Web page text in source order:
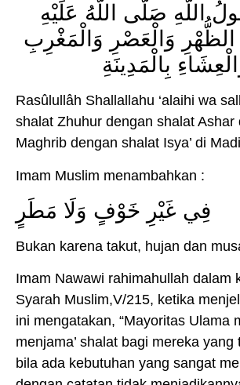
اللَّهِ صَلَّى اللَّهُ عَلَيْهِ
وَالْعَصْرِ وَالْمَغْرِبِ
بِالْمَدِينَةِ
Rasûlullâh Shallallahu ‘alaihi wa
shalat Zhuhur dengan shalat Ashar
Maghrib dengan shalat Isya’ di
Imam Muslim menambahkan :
فِي غَيْرِ خَوْفٍ وَلَا مَطَرٍ
Bukan karena takut, hujan dan
Imam Nawawi rahimahullah dalam
Syarah Muslim,V/215, ketika
ini mengatakan, “Mayoritas Ulama
menjama’ shalat bagi mereka yang
bila ada kebutuhan yang sangat